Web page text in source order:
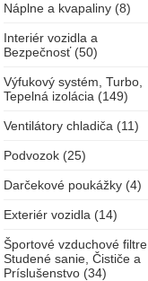
Náplne a kvapaliny (8)
Interiér vozidla a
Bezpečnosť (50)
Výfukový systém, Turbo,
Tepelná izolácia (149)
Ventilátory chladiča (11)
Podvozok (25)
Darčekové poukážky (4)
Exteriér vozidla (14)
Športové vzduchové filtre,
Studené sanie, Čističe a
Príslušenstvo (34)